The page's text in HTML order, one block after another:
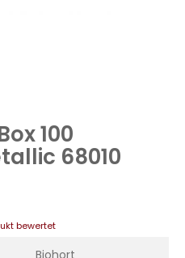
100
68010
bewertet
Biohort